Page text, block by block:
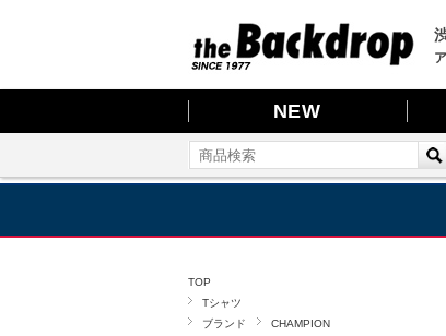
NEW
TOP
Tシャツ
ブランド
CHAMPION